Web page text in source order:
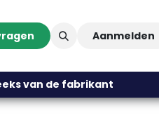
Aanmelden
van de fabrikant